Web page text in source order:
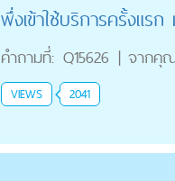
พึ่งเข้าใช้บริการครั้งแร
คำถามที่: Q15626 | จากคุ
VIEWS 2041